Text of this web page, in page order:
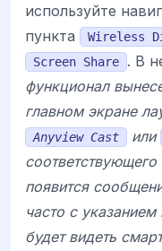
используйте
пункта
Wireless
Screen Share . В
функционал
главном экране
Anyview Cast или
соответствующего
появится
часто с
будет видеть